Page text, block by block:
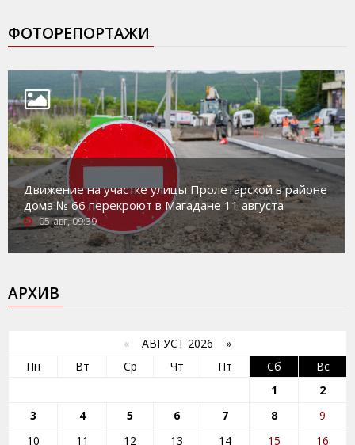
ФОТОРЕПОРТАЖИ
Движение на участке улицы Пролетарской в районе
дома № 66 перекроют в Магадане 11 августа
05-авг, 09:39
АРХИВ
« АВГУСТ 2026 »
Пн
Вт Ср Чт Пт Сб
Вс
1
2
3
4 5 6 7 8
9
10
11 12 13 14 15 16